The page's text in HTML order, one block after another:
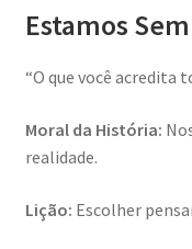
Estamos
“O que você acredita
Moral da História:
realidade.
Lição: Escolher